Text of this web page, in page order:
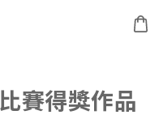
賽得獎作品